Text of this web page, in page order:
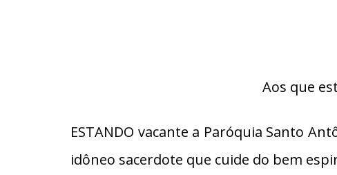
Aos que
ESTANDO vacante a Paróquia Santo
idôneo sacerdote que cuide do bem